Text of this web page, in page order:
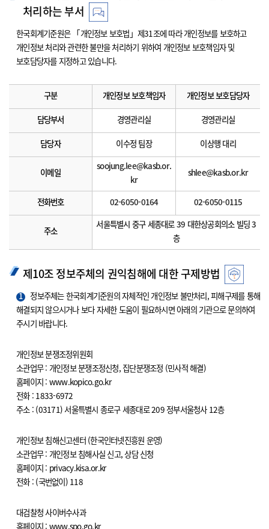
처리하는 부서
한국회계기준원은 「개인정보 보호법」제31조에 따라 개인정보를 보호하고
개인정보 처리와 관련한 불만을 처리하기 위하여 개인정보 보호책임자 및
보호담당자를 지정하고 있습니다.
구분 개인정보 보호책임자 개인정보 보호담당자
담당부서 경영관리실 경영관리실
담당자 이수정 팀장 이상행 대리
이메일
soojung.lee@kasb.or.
kr
shlee@kasb.or.kr
전화번호 02-6050-0164 02-6050-0115
주소
서울특별시 중구 세종대로 39 대한상공회의소 빌딩 3
층
제10조 정보주체의 권익침해에 대한 구제방법
1
정보주체는 한국회계기준원의 자체적인 개인정보 불만처리, 피해구제를 통해
해결되지 않으시거나 보다 자세한 도움이 필요하시면 아래의 기관으로 문의하여
주시기 바랍니다.
개인정보 분쟁조정위원회
소관업무 : 개인정보 분쟁조정신청, 집단분쟁조정 (민사적 해결)
홈페이지 : www.kopico.go.kr
전화 : 1833-6972
주소 : (03171) 서울특별시 종로구 세종대로 209 정부서울청사 12층
개인정보 침해신고센터 (한국인터넷진흥원 운영)
소관업무 : 개인정보 침해사실 신고, 상담 신청
홈페이지 : privacy.kisa.or.kr
전화 : (국번없이) 118
대검찰청 사이버수사과
홈페이지 : www.spo.go.kr